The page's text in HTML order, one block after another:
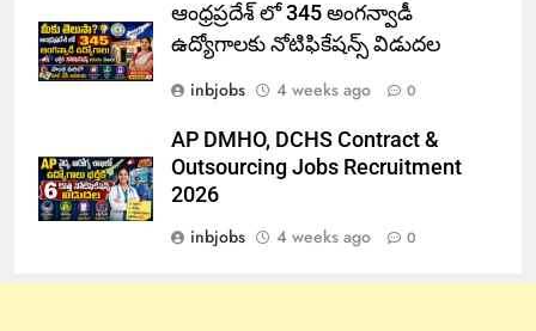
ఆంధ్రప్రదేశ్ లో 345 అంగన్వాడీ
ఉద్యోగాలకు నోటిఫికేషన్స్ విడుదల
inbjobs
4 weeks ago 0
AP DMHO, DCHS Contract &
Outsourcing Jobs Recruitment
2026
inbjobs
4 weeks ago 0